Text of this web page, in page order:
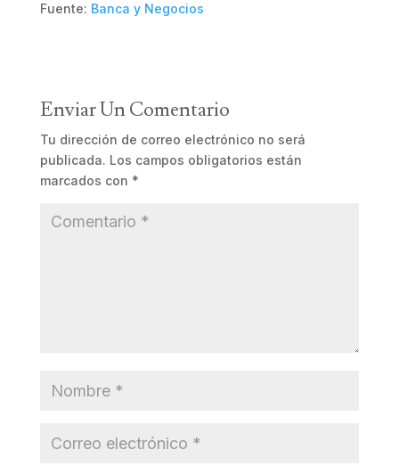
Fuente: Banca y Negocios
Enviar Un Comentario
Tu dirección de correo electrónico no será
publicada. Los campos obligatorios están
marcados con *